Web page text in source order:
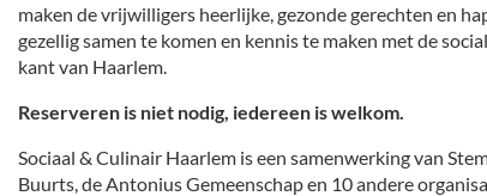
maken de vrijwilligers heerlijke, gezonde gerechten en
gezellig samen te komen en kennis te maken met de
kant van Haarlem.
Reserveren is niet nodig, iedereen is welkom.
Sociaal & Culinair Haarlem is een samenwerking van
Buurts, de Antonius Gemeenschap en 10 andere